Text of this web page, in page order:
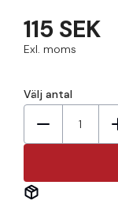
115 SEK
Exl. moms
Välj antal
1